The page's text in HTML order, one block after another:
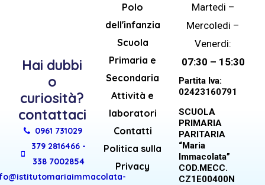
Hai dubbi
o
curiosità?
contattaci
0961 731029
379 2816466 -
338 7002854
Polo
dell'infanzia
Scuola
Primaria e
Secondaria
Attività e
laboratori
Contatti
Politica sulla
Privacy
Martedi –
Mercoledi –
Venerdi:
07:30 – 15:30
Partita Iva:
02423160791
SCUOLA
PRIMARIA
PARITARIA
“Maria
Immacolata”
COD.MECC.
CZ1E00400N